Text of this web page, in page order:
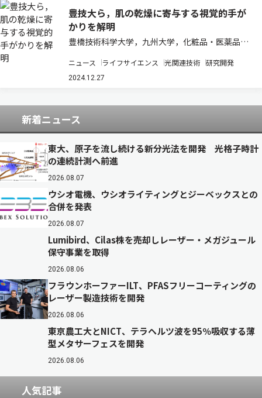
豊技大ら，肌の乾燥に寄与する視覚的手が
かりを解明
豊橋技術科学大学，九州大学，化粧品・医薬品を
手がかりを明らかにするため，どのような画像操
作をすると肌の視覚的潤い感が変化するかを心理
周…
ニュース ライフサイエンス 光関連技術 研究開発
2024.12.27
新着ニュース
東大、原子を流し続ける新分光法を開発 光格子時計
の連続計測へ前進
2026.08.07
ウシオ電機、ウシオライティングとジーベックスとの
合併を発表
2026.08.07
Lumibird、Cilas株を売却しレーザー・メガジュール
保守事業を取得
2026.08.06
フラウンホーファーILT、PFASフリーコーティングの
レーザー製造技術を開発
2026.08.06
東京農工大とNICT、テラヘルツ波を95％吸収する薄
型メタサーフェスを開発
2026.08.06
人気記事